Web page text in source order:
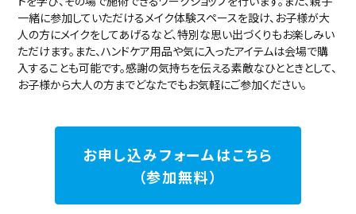
一緒に参加していただけるメイク体験スペースを設け、お子様が大
人の方にメイクをしてあげるなど、特別な思い出づくりもお楽しみい
ただけます。また、ハンドケア用品や気に入ったアイテムは会場で購
入することも可能です。感謝の気持ちを伝える素敵なひとときとして、
お子様から大人の方までどなたでもお気軽にご参加ください。
お申し込みフォームはこちら
（参加無料）